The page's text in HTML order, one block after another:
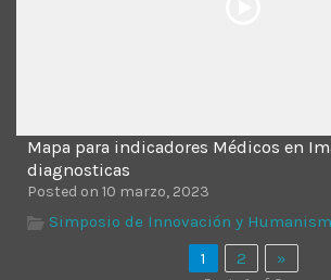
Mapa para indicadores Médicos en
diagnosticas
Posted on 10 marzo, 2023
Simposio de Innovación y
1
2
»